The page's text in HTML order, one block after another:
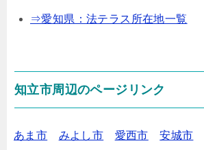
⇒愛知県：法テラス所在地一覧
知立市周辺のページリンク
あま市 みよし市 愛西市 安城市